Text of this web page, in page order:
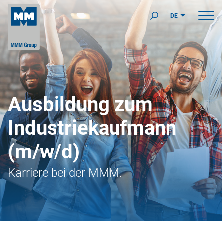
DE
Ausbildung zum
Industriekaufmann
(m/w/d)
Karriere bei der MMM.